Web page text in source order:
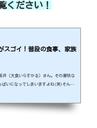
ください！
スゴイ！普段の食事、家族
井（大食いらすかる）さん。その豪快な
ぱいになってしまいますよね(笑)そんな
記録がスゴイ！らすかる新井さんの